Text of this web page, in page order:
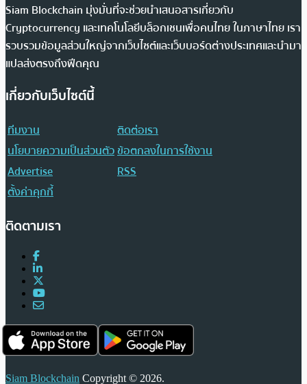
Siam Blockchain มุ่งมั่นที่จะช่วยนำเสนอสารเกี่ยวกับ
Cryptocurrency และเทคโนโลยีบล็อกเชนเพื่อคนไทย ในภาษาไทย เรา
รวบรวมข้อมูลส่วนใหญ่จากเว็บไซต์และเว็บบอร์ดต่างประเทศและนำมา
แปลส่งตรงถึงฟีดคุณ
เกี่ยวกับเว็บไซต์นี้
ทีมงาน
ติดต่อเรา
นโยบายความเป็นส่วนตัวข้อตกลงในการใช้งาน
Advertise
RSS
ตั้งค่าคุกกี้
ติดตามเรา
Siam Blockchain Copyright © 2026.